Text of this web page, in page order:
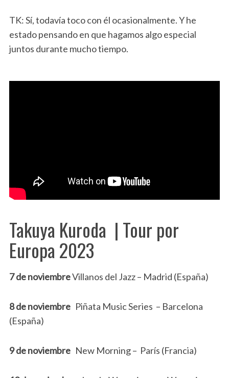
TK: Sí, todavía toco con él ocasionalmente. Y he
estado pensando en que hagamos algo especial
juntos durante mucho tiempo.
Takuya Kuroda | Tour por
Europa 2023
7 de noviembreVillanos del Jazz – Madrid (España)
8 de noviembrePiñata Music Series – Barcelona
(España)
9 de noviembreNew Morning – París (Francia)